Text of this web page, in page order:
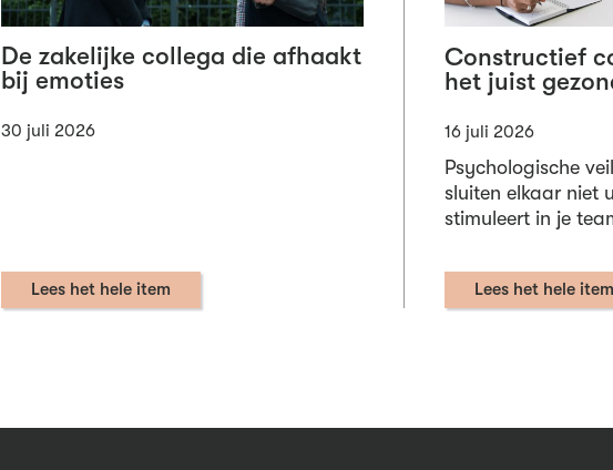
De zakelijke collega die afhaakt
bij emoties
30 juli 2026
Lees het hele item
Constructief
het juist
16 juli 2026
Psychologische
sluiten elkaar niet
stimuleert in je
Lees het hele item